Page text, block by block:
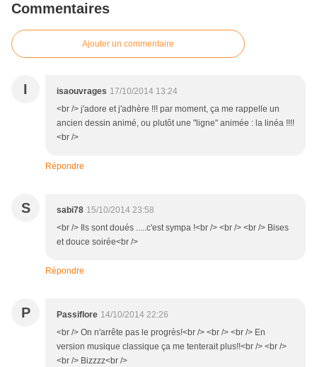
Commentaires
Ajouter un commentaire
I isaouvrages 17/10/2014 13:24
<br /> j'adore et j'adhère !!! par moment, ça me rappelle un
ancien dessin animé, ou plutôt une "ligne" animée : la linéa !!!!
<br />
Répondre
S sabi78 15/10/2014 23:58
<br /> Ils sont doués .....c'est sympa !<br /> <br /> <br /> Bises
et douce soirée<br />
Répondre
P Passiflore 14/10/2014 22:26
<br /> On n'arrête pas le progrès!<br /> <br /> <br /> En
version musique classique ça me tenterait plus!!<br /> <br />
<br /> Bizzzz<br />